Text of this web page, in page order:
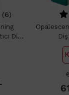
(6)
Diş